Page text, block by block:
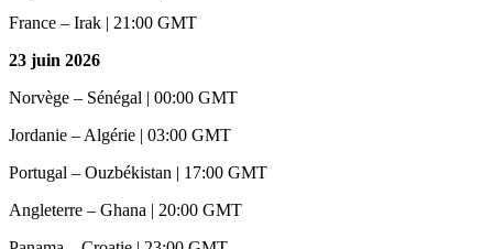
France – Irak | 21:00 GMT
23 juin 2026
Norvège – Sénégal | 00:00 GMT
Jordanie – Algérie | 03:00 GMT
Portugal – Ouzbékistan | 17:00 GMT
Angleterre – Ghana | 20:00 GMT